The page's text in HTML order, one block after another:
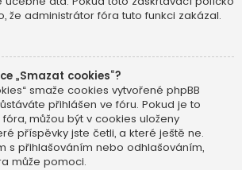
že administrátor fóra tuto funkci zakázal.
„Smazat cookies“?
smaže cookies vytvořené phpBB
přihlášen ve fóru. Pokud je to
můžou být v cookies uloženy
příspěvky jste četli, a které ještě ne.
s přihlašováním nebo odhlašováním,
může pomoci.